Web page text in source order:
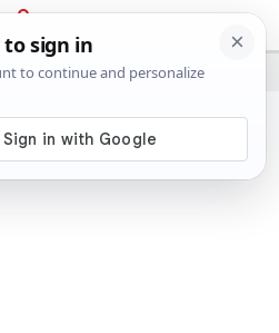
PRIJAVA